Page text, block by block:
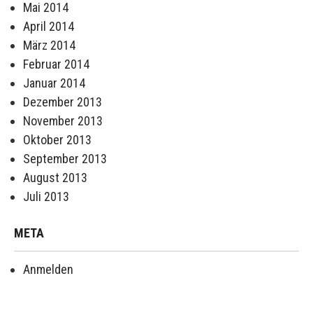
Mai 2014
April 2014
März 2014
Februar 2014
Januar 2014
Dezember 2013
November 2013
Oktober 2013
September 2013
August 2013
Juli 2013
META
Anmelden